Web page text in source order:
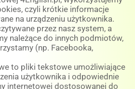
czyli krótkie informacje
na urządzeniu użytkownika.
przez nasz system, a
należące do innych podmiotów,
(np. Facebooka,
to pliki tekstowe umożliwiające
użytkownika i odpowiednie
internetowej dostosowanej do